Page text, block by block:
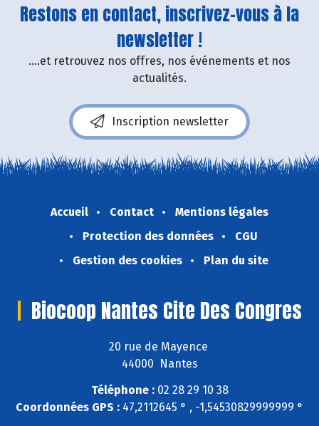
Restons en contact, inscrivez-vous à la
newsletter !
....et retrouvez nos offres, nos événements et nos
actualités.
Inscription newsletter
Accueil Contact
Mentions légales
Protection des données
CGU
Gestion des cookies
Plan du site
Biocoop Nantes Cite Des Congres
20 rue de Mayence
44000 Nantes
Téléphone :02 28 29 10 38
Coordonnées GPS : 47,2112645 ° , -1,54530829999999 °